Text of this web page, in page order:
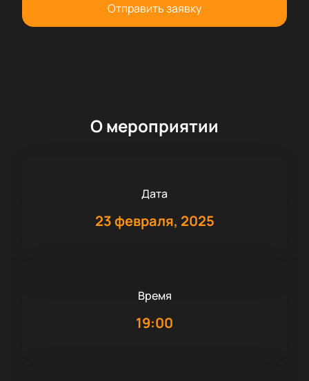
Отправить заявку
О мероприятии
Дата
23 февраля, 2025
Время
19:00